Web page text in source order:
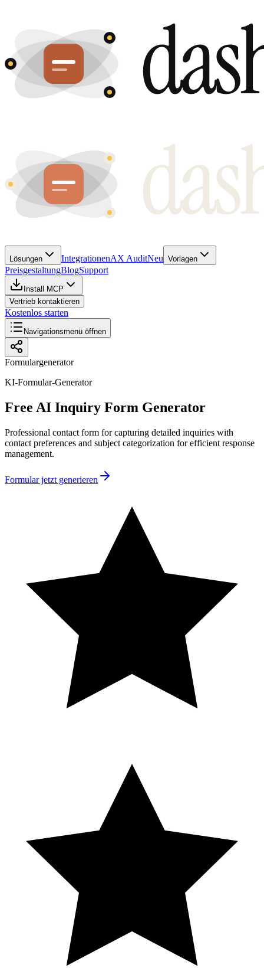
Lösungen IntegrationenAX AuditNeu Vorlagen
PreisgestaltungBlogSupport
Install MCP
Vertrieb kontaktieren
Kostenlos starten
Navigationsmenü öffnen
Formulargenerator
KI-Formular-Generator
Free AI Inquiry Form Generator
Professional contact form for capturing detailed inquiries with
contact preferences and subject categorization for efficient response
management.
Formular jetzt generieren